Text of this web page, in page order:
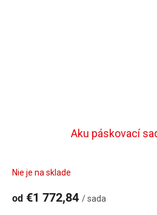
Aku páskovací
Nie je na sklade
od €1 772,84 / sada